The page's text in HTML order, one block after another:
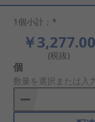
1個小計：*
￥3,277.00
(税抜)
Add
to
Basket
個
数量を選択または入